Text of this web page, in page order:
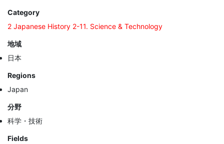
Category
2 Japanese History 2-11. Science & Technology
地域
日本
Regions
Japan
分野
科学・技術
Fields